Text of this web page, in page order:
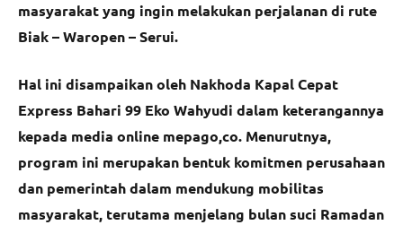
masyarakat yang ingin melakukan perjalanan di rute
Biak – Waropen – Serui.
Hal ini disampaikan oleh Nakhoda Kapal Cepat
Express Bahari 99 Eko Wahyudi dalam keterangannya
kepada media online mepago,co. Menurutnya,
program ini merupakan bentuk komitmen perusahaan
dan pemerintah dalam mendukung mobilitas
masyarakat, terutama menjelang bulan suci Ramadan